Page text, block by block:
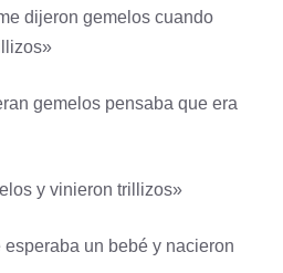
dijeron gemelos cuando
gemelos pensaba que era
y vinieron trillizos»
un bebé y nacieron